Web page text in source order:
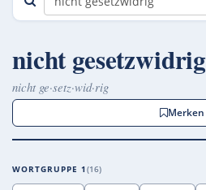
nicht gesetzwidrig
nicht ge·setz·wid·rig
Merken
WORTGRUPPE 1 16